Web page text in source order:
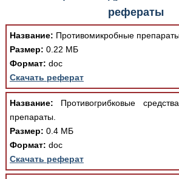
рефераты
Название: Противомикробные
Размер: 0.22 МБ
Формат: doc
Скачать реферат
Название: Противогрибковые
препараты.
Размер: 0.4 МБ
Формат: doc
Скачать реферат